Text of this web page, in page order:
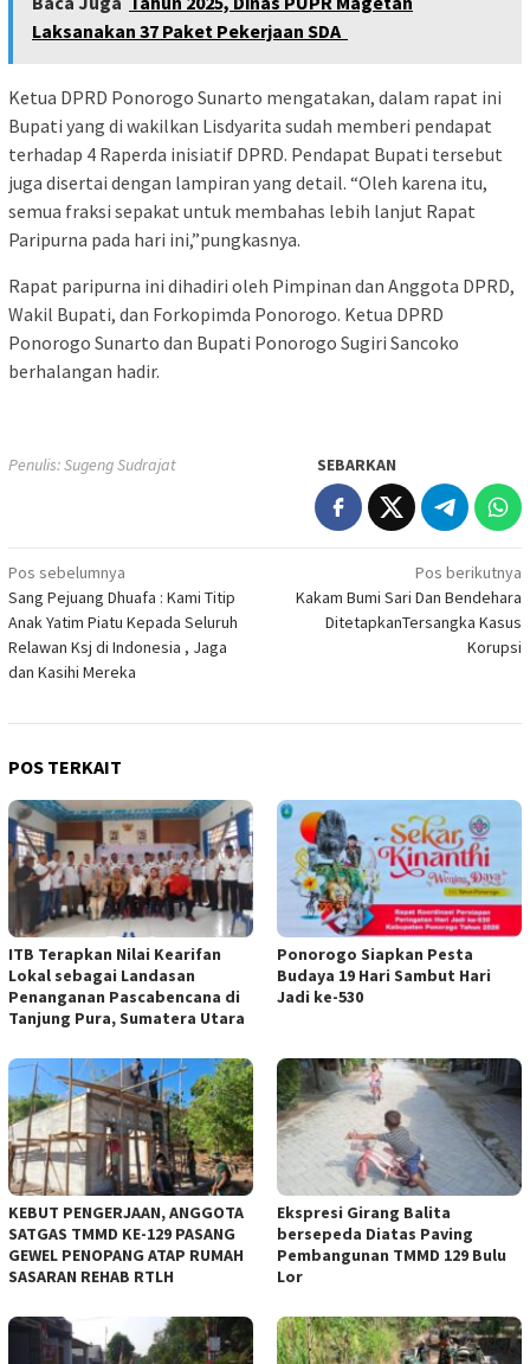
Laksanakan 37 Paket Pekerjaan SDA
Ketua DPRD Ponorogo Sunarto mengatakan, dalam rapat ini
Bupati yang di wakilkan Lisdyarita sudah memberi pendapat
terhadap 4 Raperda inisiatif DPRD. Pendapat Bupati tersebut
juga disertai dengan lampiran yang detail. “Oleh karena itu,
semua fraksi sepakat untuk membahas lebih lanjut Rapat
Paripurna pada hari ini,”pungkasnya.
Rapat paripurna ini dihadiri oleh Pimpinan dan Anggota DPRD,
Wakil Bupati, dan Forkopimda Ponorogo. Ketua DPRD
Ponorogo Sunarto dan Bupati Ponorogo Sugiri Sancoko
berhalangan hadir.
Penulis: Sugeng Sudrajat SEBARKAN
Navigasi
pos
Pos sebelumnya
Sang Pejuang Dhuafa : Kami Titip
Anak Yatim Piatu Kepada Seluruh
Relawan Ksj di Indonesia , Jaga
dan Kasihi Mereka
Pos berikutnya
Kakam Bumi Sari Dan Bendehara
DitetapkanTersangka Kasus
Korupsi
POS TERKAIT
ITB Terapkan Nilai Kearifan
Lokal sebagai Landasan
Penanganan Pascabencana di
Tanjung Pura, Sumatera Utara
Ponorogo Siapkan Pesta
Budaya 19 Hari Sambut Hari
Jadi ke-530
KEBUT PENGERJAAN, ANGGOTA
SATGAS TMMD KE-129 PASANG
GEWEL PENOPANG ATAP RUMAH
SASARAN REHAB RTLH
Ekspresi Girang Balita
bersepeda Diatas Paving
Pembangunan TMMD 129 Bulu
Lor